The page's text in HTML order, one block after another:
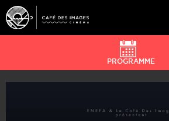
À L’AFFICHE
CAFÉ DU CINÉ
PROGRAMME